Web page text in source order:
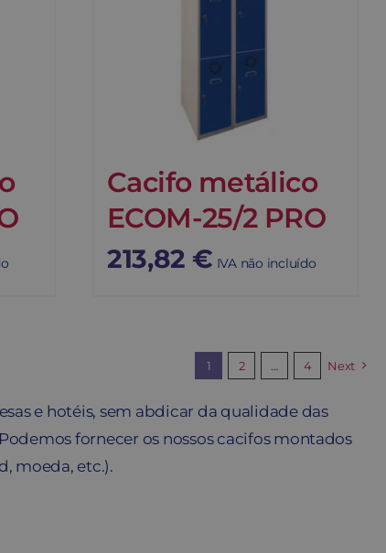
Cacifo metálico
ECOM-25/2 PRO
213,82 € IVA não incluído
1 2 … 4 Next
e hotéis, sem abdicar da qualidade das
fornecer os nossos cacifos montados
moeda, etc.).